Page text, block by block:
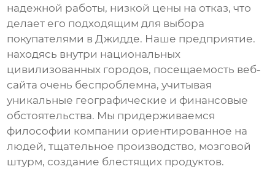
надежной работы, низкой цены на отказ, что
делает его подходящим для выбора
покупателями в Джидде. Наше предприятие.
находясь внутри национальных
цивилизованных городов, посещаемость веб-
сайта очень беспроблемна, учитывая
уникальные географические и финансовые
обстоятельства. Мы придерживаемся
философии компании ориентированное на
людей, тщательное производство, мозговой
штурм, создание блестящих продуктов.